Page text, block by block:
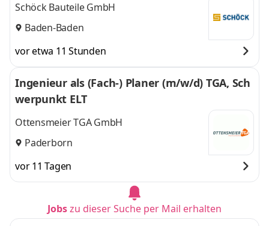
Schöck Bauteile GmbH
Baden-Baden
vor etwa 11 Stunden
Ingenieur als (Fach-) Planer (m/w/d) TGA, Sch
werpunkt ELT
Ottensmeier TGA GmbH
Paderborn
vor 11 Tagen
Jobszu dieser Suche per Mail erhalten